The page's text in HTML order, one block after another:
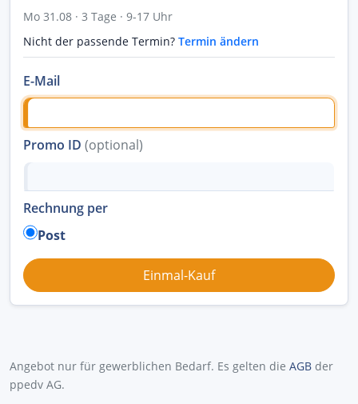
Mo 31.08 · 3 Tage · 9-17 Uhr
Nicht der passende Termin? Termin ändern
E-Mail
Promo ID (optional)
Rechnung per
Post
Angebot nur für gewerblichen Bedarf. Es gelten die AGB der
ppedv AG.